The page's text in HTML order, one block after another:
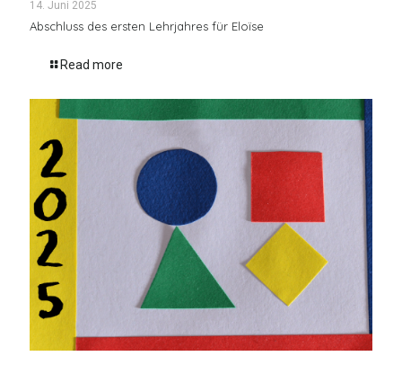
14. Juni 2025
Abschluss des ersten Lehrjahres für Eloïse
Read more